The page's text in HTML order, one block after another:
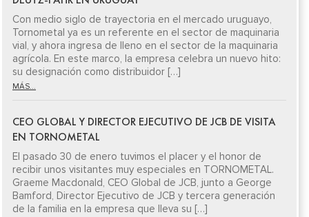
Con medio siglo de trayectoria en el mercado uruguayo,
Tornometal ya es un referente en el sector de maquinaria
vial, y ahora ingresa de lleno en el sector de la maquinaria
agrícola. En este marco, la empresa celebra un nuevo hito:
su designación como distribuidor […]
MÁS...
CEO GLOBAL Y DIRECTOR EJECUTIVO DE JCB DE VISITA
EN TORNOMETAL
El pasado 30 de enero tuvimos el placer y el honor de
recibir unos visitantes muy especiales en TORNOMETAL.
Graeme Macdonald, CEO Global de JCB, junto a George
Bamford, Director Ejecutivo de JCB y tercera generación
de la familia en la empresa que lleva su […]